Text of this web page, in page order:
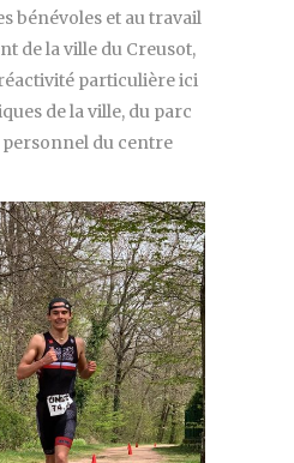
bénévoles et au travail
de la ville du Creusot,
réactivité particulière ici
de la ville, du parc
personnel du centre